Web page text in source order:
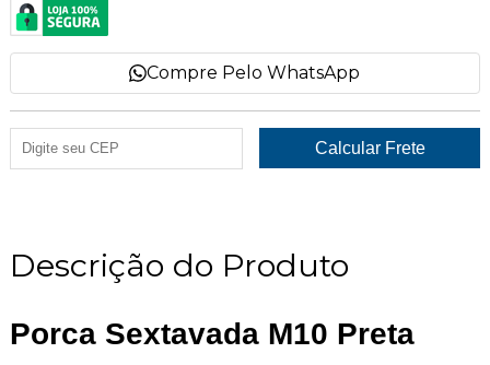
Compre Pelo WhatsApp
Descrição do Produto
Porca Sextavada M10 Preta